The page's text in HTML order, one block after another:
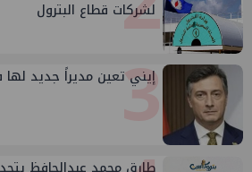
لشركات قطاع البترول
3
إيني تعين مديراً جديد